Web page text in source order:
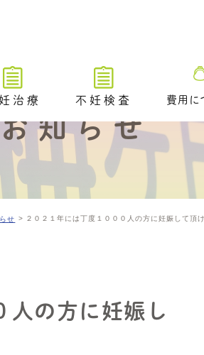
治療
プ
説動画
する薬物療法
・ハッチング
不妊検査
不妊検査トップ
排卵や卵巣状態を調べる検査
卵管が通っているかを調べる
排卵時期を調べるための検査
費用に
お知らせ
せ ２０２１年には丁度１０００人の方に妊娠して頂
人の方に妊娠し